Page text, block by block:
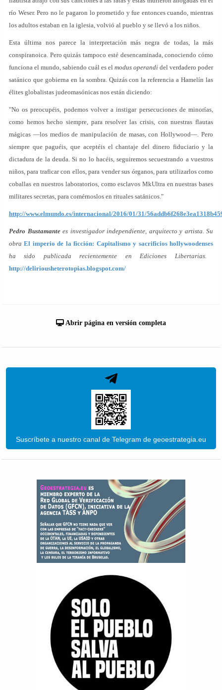
río Weser. Pero no le pagaron lo prometido y fue entonces cuando, mientras
los adultos estaban en la iglesia, volvió al pueblo y se llevó a los niños.
Esta última nos parece la interpretación más negra de todas, la más
conspiranoica. Pero quizás tampoco esté desencaminada, conociendo cómo
funciona el mundo, sabiendo cuál es el modus operandi del verdadero poder
satánico que gobierna en la sombra. Quizás con la referencia a Hamelín las
élites globalistas judeomasónicas nos están diciendo:
"No os preocupéis, podemos volver a instigar persecuciones de minorías,
como hemos hecho siempre, para resolver las crisis, con nuestras flautas
mágicas —los medios de manipulación de masas, con Hollywood—. Pero
siempre que paguéis, que aceptéis el chantaje del dinero fiduciario y la
dictadura de la deuda. Si no lo hacéis, seguiremos secuestrando a vuestros
niños, para traficar con ellos, para vender sus órganos, para utilizarlos como
coballas en nuestros laboratorios, como esclavos MkUltra en nuestras bases
militares secretas, para comérnoslos en rituales satánicos."
http://www.elmundo.es/internacional/2016/01/31/
Pedro Bustamantees investigador independiente, arquitecto y artista. Su
obraEl imperio de la ficción: Capitalismo y sacrificios hollywoodenses
ha sido publicada recientemente en Ediciones Libertarias.
http://deliriousheterotopias.blogspot.com/
Abrir página en versión completa
Suscríbete a nuestro canal de Telegram de geoestrategia.eu